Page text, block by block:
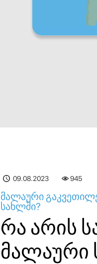
09.08.2023 945
მალაური
სახლში?
რა არის
მალაური